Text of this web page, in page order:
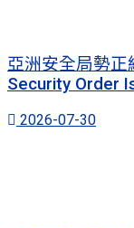
亞洲安全局勢正
Security Order
2026-07-30